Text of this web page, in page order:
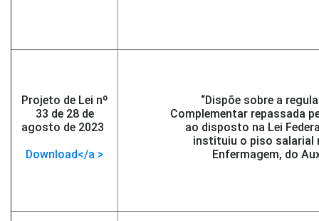
Projeto de Lei nº
33 de 28 de
agosto de 2023
Download</a >
“Dispõe sobre a
Complementar repassada
ao disposto na Lei
instituiu o piso salarial
Enfermagem, do